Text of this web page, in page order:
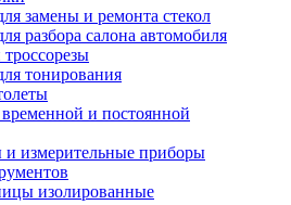
замены и ремонта стекол
разбора салона автомобиля
тонирования
и постоянной
измерительные приборы
изолированные